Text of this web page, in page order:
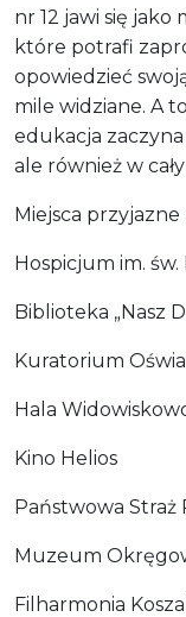
nr 12 jawi się
które potrafi
opowiedzieć
mile widziane. A
edukacja
ale również w
Miejsca
Hospicjum im.
Biblioteka „Nasz
Kuratorium
Hala
Kino Helios
Państwowa Straż
Muzeum
Filharmonia